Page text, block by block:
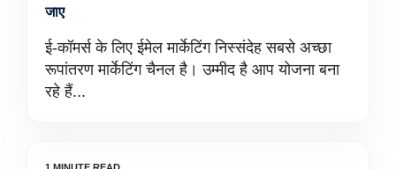
जाए
ई-कॉमर्स के लिए ईमेल मार्केटिंग निस्संदेह सबसे अच्छा
रूपांतरण मार्केटिंग चैनल है। उम्मीद है आप योजना बना
रहे हैं...